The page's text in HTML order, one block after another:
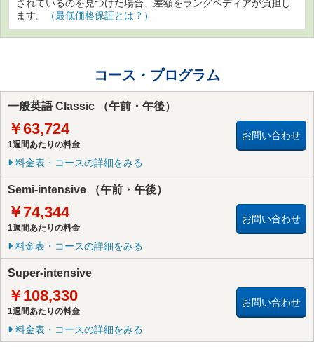
されているのを見つけた場合、差額をラングペディアが負担し
ます。
（最低価格保証とは？）
コース・プログラム
一般英語 Classic （午前・午後）
￥63,724
1週間あたりの料金
お問い合わせ
料金表・コースの詳細をみる
Semi-intensive （午前・午後）
￥74,344
1週間あたりの料金
お問い合わせ
料金表・コースの詳細をみる
Super-intensive
￥108,330
1週間あたりの料金
お問い合わせ
料金表・コースの詳細をみる